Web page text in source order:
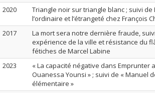
2020
Triangle noir sur triangle blanc ; suivi de
l’ordinaire et l’étrangeté chez François
2017
La mort sera notre dernière fraude,
expérience de la ville et résistance du
fétiches de Marcel Labine
2023
« La capacité négative dans Emprunter
Ouanessa Younsi » ; suivi de « Manuel
élémentaire »